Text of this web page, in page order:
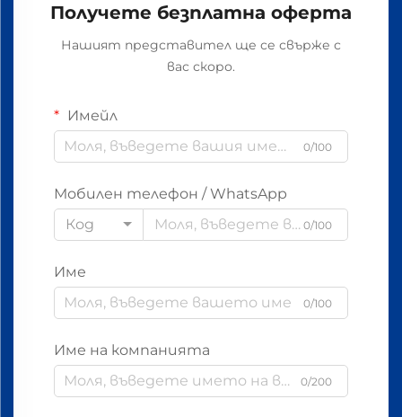
Получете безплатна оферта
Нашият представител ще се свърже с
вас скоро.
Имейл
0/100
Мобилен телефон / WhatsApp
Код
0/100
Име
0/100
Име на компанията
0/200